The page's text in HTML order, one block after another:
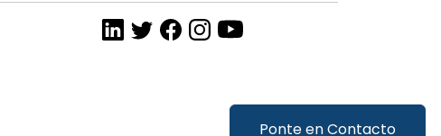
Ponte en Contacto